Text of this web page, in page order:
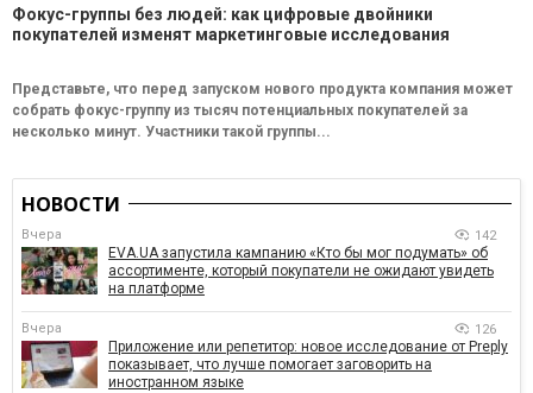
Фокус-группы без людей: как цифровые двойники
покупателей изменят маркетинговые исследования
Представьте, что перед запуском нового продукта компания может
собрать фокус-группу из тысяч потенциальных покупателей за
несколько минут. Участники такой группы...
НОВОСТИ
Вчера 142
EVA.UA запустила кампанию «Кто бы мог подумать» об
ассортименте, который покупатели не ожидают увидеть
на платформе
Вчера 126
Приложение или репетитор: новое исследование от Preply
показывает, что лучше помогает заговорить на
иностранном языке